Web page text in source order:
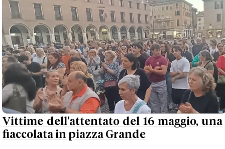
Vittime dell'attentato del 16 maggio, una
fiaccolata in piazza Grande